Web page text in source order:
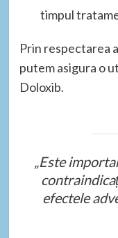
timpul
Prin respectarea
putem asigura o
Doloxib.
„Este
efectele